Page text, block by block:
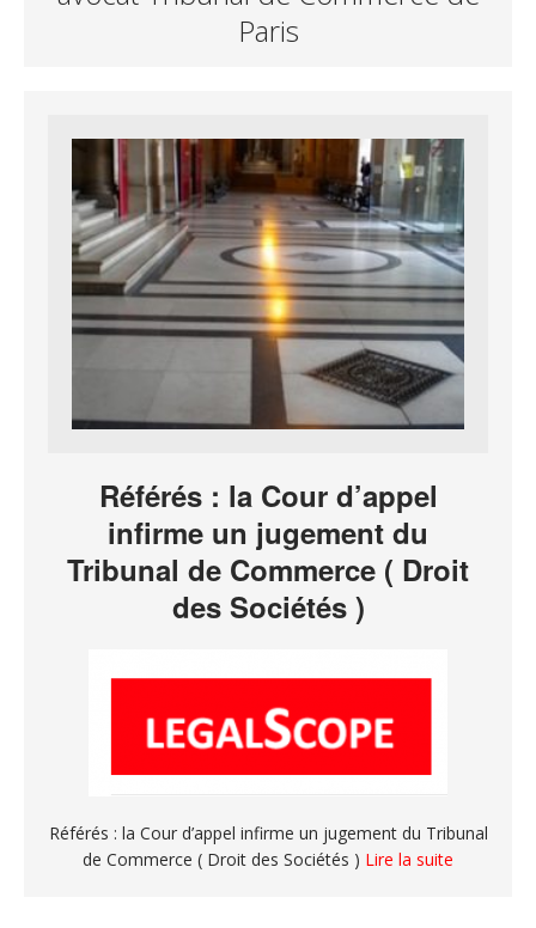
Paris
Référés : la Cour d’appel
infirme un jugement du
Tribunal de Commerce ( Droit
des Sociétés )
Référés : la Cour d’appel infirme un jugement du Tribunal
de Commerce ( Droit des Sociétés ) Lire la suite